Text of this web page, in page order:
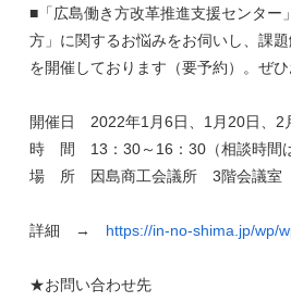
■「広島働き方改革推進支援センター
方」に関するお悩みをお伺いし、課
を開催しております（要予約）。ぜ
開催日 2022年1月6日、1月20日、2
時 間 13：30～16：30（相談時間は
場 所 因島商工会議所 3階会議室
詳細 → https://in-no-shima.jp/wp/
★お問い合わせ先